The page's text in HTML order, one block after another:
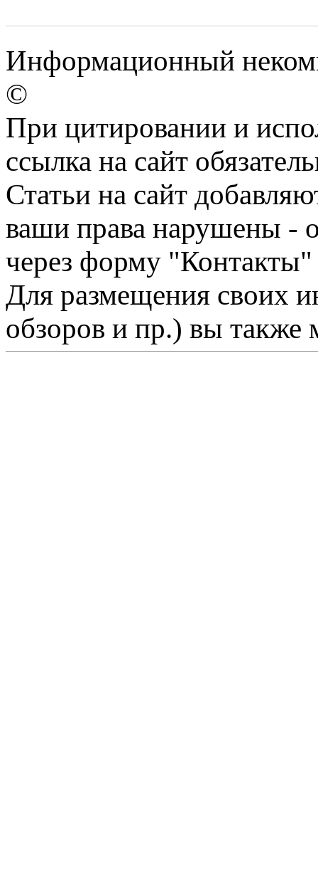
Информационный
©
При цитировании и
ссылка на сайт
Статьи на сайт
ваши права нарушены -
через форму "Контакты"
Для размещения своих
обзоров и пр.) вы также